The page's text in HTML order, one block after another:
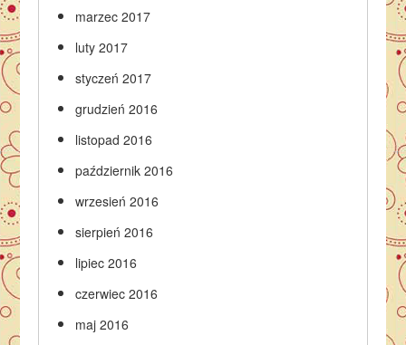
marzec 2017
luty 2017
styczeń 2017
grudzień 2016
listopad 2016
październik 2016
wrzesień 2016
sierpień 2016
lipiec 2016
czerwiec 2016
maj 2016